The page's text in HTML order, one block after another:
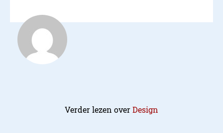
Verder lezen overDesign